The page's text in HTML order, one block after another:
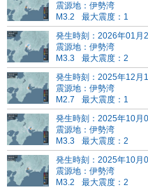
震源地：伊勢湾
M3.2
最大震度：1
発生時刻：2026年01月
震源地：伊勢湾
M3.3
最大震度：2
発生時刻：2025年12月
震源地：伊勢湾
M2.7
最大震度：1
発生時刻：2025年10月
震源地：伊勢湾
M3.3
最大震度：2
発生時刻：2025年10月
震源地：伊勢湾
M3.2
最大震度：2